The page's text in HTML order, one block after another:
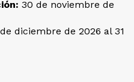
30 de noviembre de
diciembre de 2026 al 31